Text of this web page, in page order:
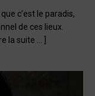
c’est le paradis,
de ces lieux.
la suite … ]